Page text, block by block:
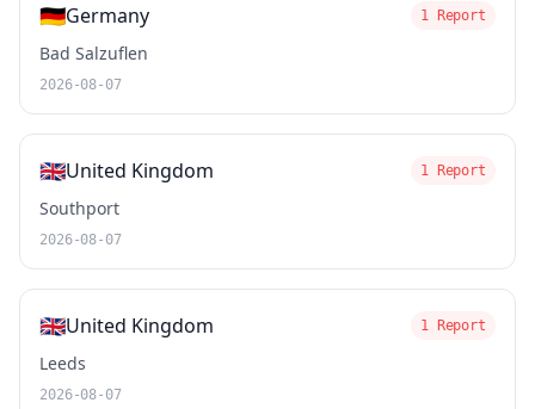
🇩🇪Germany 1 Report
Bad Salzuflen
2026-08-07
🇬🇧United Kingdom 1 Report
Southport
2026-08-07
🇬🇧United Kingdom 1 Report
Leeds
2026-08-07